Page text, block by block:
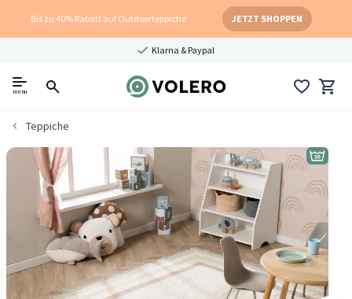
Bis zu 40% Rabatt auf Outdoorteppiche JETZT SHOPPEN
Klarna & Paypal
menu
Teppiche